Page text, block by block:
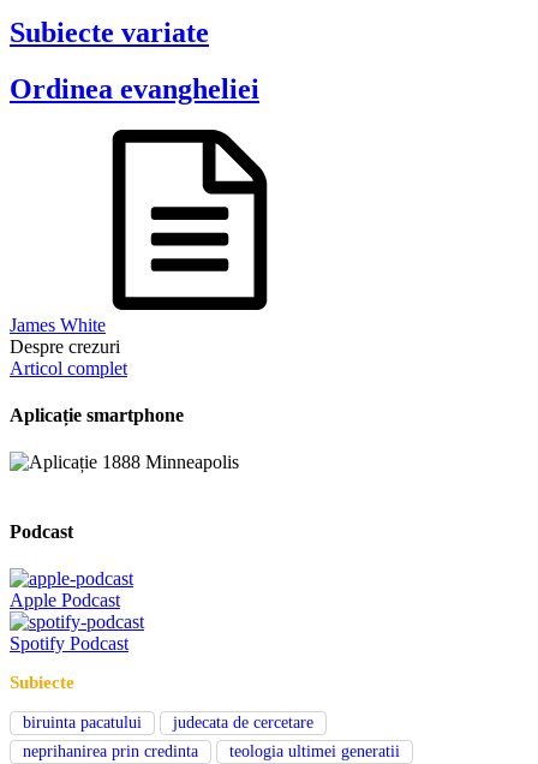
Subiecte variate
Ordinea evangheliei
James White
Despre crezuri
Articol complet
Aplicație smartphone
Podcast
Apple Podcast
Spotify Podcast
Subiecte
biruinta pacatului
judecata de cercetare
neprihanirea prin credinta
teologia ultimei generatii